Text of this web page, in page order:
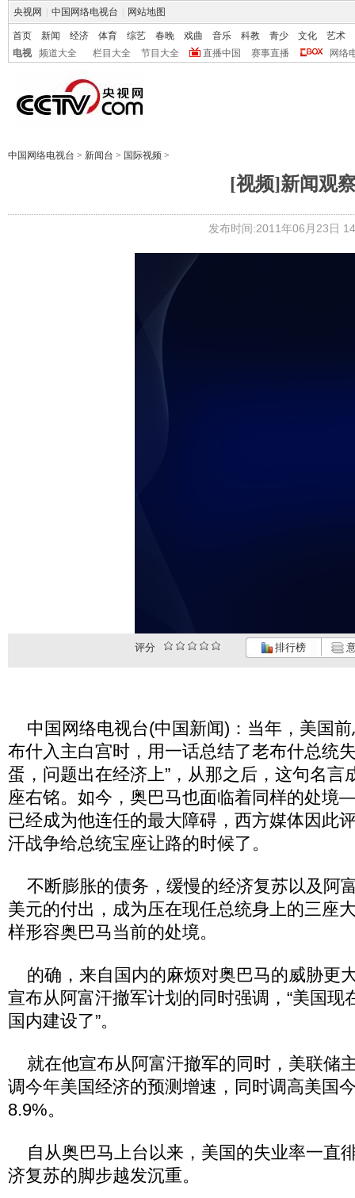
央视网 中国网络电视台 网站地图
首页 新闻 经济 体育 综艺 春晚 戏曲 音乐 科教 青少 文化
艺术
电视
频道大全 栏目大全 节目大全 直播中国 赛事直播 网络
中国网络电视台 > 新闻台 > 国际视频 >
[视频]新闻观
发布时间:2011年06月23日
评分 排行榜
中国网络电视台(中国新闻)：当年，美国
布什入主白宫时，用一话总结了老布什总统
蛋，问题出在经济上”，从那之后，这句名言
座右铭。如今，奥巴马也面临着同样的处
已经成为他连任的最大障碍，西方媒体因此
汗战争给总统宝座让路的时候了。
不断膨胀的债务，缓慢的经济复苏以及阿
美元的付出，成为压在现任总统身上的三
样形容奥巴马当前的处境。
的确，来自国内的麻烦对奥巴马的威胁更
宣布从阿富汗撤军计划的同时强调，“美国现
国内建设了”。
就在他宣布从阿富汗撤军的同时，美联储
调今年美国经济的预测增速，同时调高美国
8.9%。
自从奥巴马上台以来，美国的失业率一直
济复苏的脚步越发沉重。